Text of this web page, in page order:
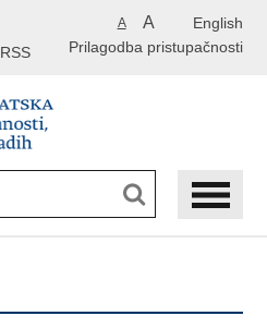
English
A A
Prilagodba pristupačnosti
RSS